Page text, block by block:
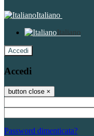
Italiano
Italiano
Accedi
Accedi
button close ×
Password dimenticata?